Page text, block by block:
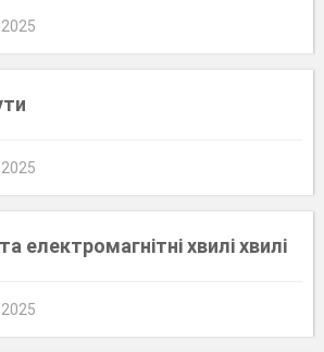
електромагнітні хвилі хвилі